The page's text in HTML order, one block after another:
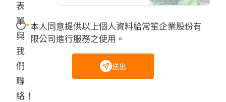
表
單
與
我
們
聯
絡！
本人同意提供以上個人資料給常笙企業股份有
限公司進行服務之使用。
送出